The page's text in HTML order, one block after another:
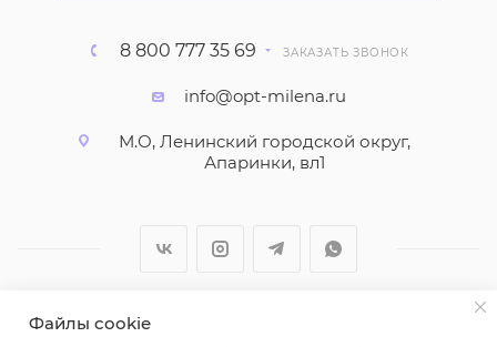
8 800 777 35 69 ЗАКАЗАТЬ ЗВОНОК
info@opt-milena.ru
М.О, Ленинский городской округ,
Апаринки, вл1
2026 © ООО "Вайт Текстиль групп"
Файлы cookie